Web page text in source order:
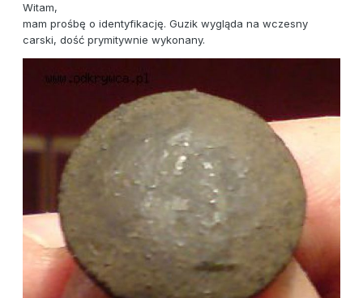
Witam,
mam prośbę o identyfikację. Guzik wygląda na wczesny
carski, dość prymitywnie wykonany.